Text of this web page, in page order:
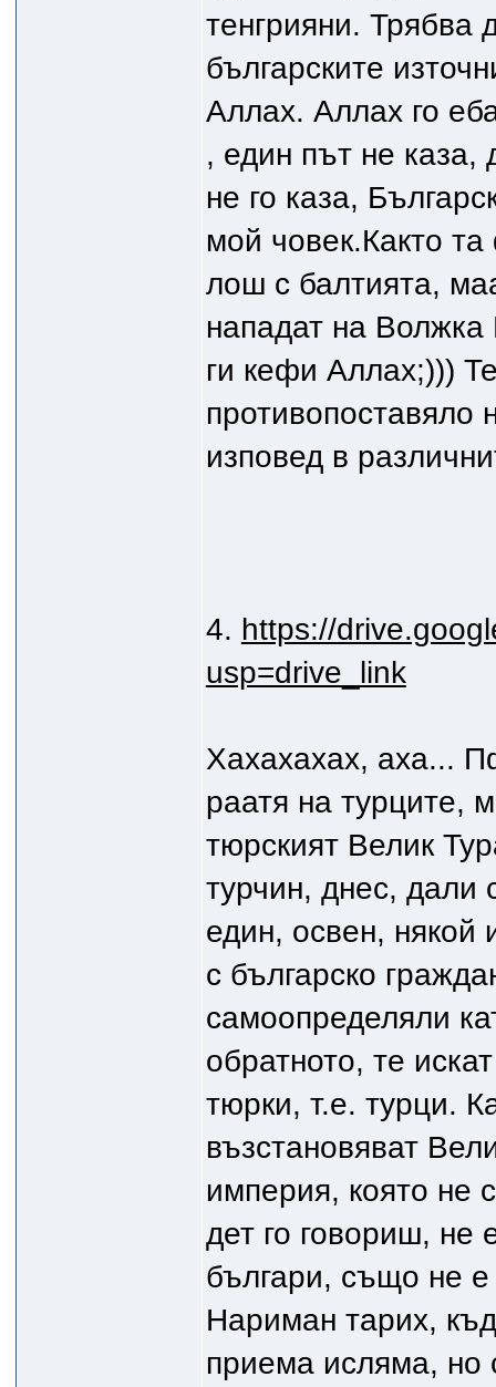
тенгрияни. Трябва
българските
Аллах. Аллах го
, един път не каза,
не го каза,
мой човек.Както
лош с балтията,
нападат на
ги кефи Аллах;)))
противопоставяло
изповед в
4. https://
usp=drive_link
Хахахахах, аха...
раатя на турците,
тюрският Велик
турчин, днес, дали
един, освен, някой
с българско
самоопределяли
обратното, те
тюрки, т.е. турци.
възстановяват
империя, която не
дет го говориш, не
българи, също не
Нариман тарих,
приема исляма, но